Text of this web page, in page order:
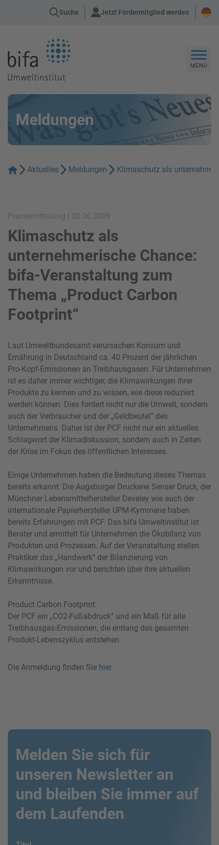
Suche Jetzt Fördermitglied werden
MENÜ
Meldungen
Aktuelles Meldungen Klimaschutz als
Pressemitteilung | 30.06.2009
Klimaschutz als
unternehmerische Chance:
bifa-Veranstaltung zum
Thema „Product Carbon
Footprint“
Laut Umweltbundesamt verursachen Konsum und
Ernährung in Deutschland ca. 40 Prozent der jährlichen
Pro-Kopf-Emissionen an Treibhausgasen. Für Unternehmen
ist es daher immer wichtiger, die Klimawirkungen ihrer
Produkte zu kennen und zu wissen, wie diese reduziert
werden können. Dies fordert nicht nur die Umwelt, sondern
auch der Verbraucher und der „Geldbeutel“ des
Unternehmens. Daher ist der PCF nicht nur ein aktuelles
Schlagwort der Klimadiskussion, sondern auch in Zeiten
der Krise im Fokus des öffentlichen Interesses.
Einige Unternehmen haben die Bedeutung dieses Themas
bereits erkannt: Die Augsburger Druckerei Senser Druck, der
Münchner Lebensmittelhersteller Develey wie auch der
internationale Papierhersteller UPM-Kymmene haben
bereits Erfahrungen mit PCF. Das bifa Umweltinstitut ist
Berater und ermittelt für Unternehmen die Ökobilanz von
Produkten und Prozessen. Auf der Veranstaltung stellen
Praktiker das „Handwerk“ der Bilanzierung von
Klimawirkungen vor und berichten über ihre aktuellen
Erkenntnisse.
Product Carbon Footprint:
Der PCF ein „CO2-Fußabdruck“ und ein Maß für alle
Treibhausgas-Emissionen, die entlang des gesamten
Produkt-Lebenszyklus entstehen.
Die Anmeldung finden Sie hier.
Melden Sie sich für
unseren Newsletter an
und bleiben Sie immer auf
dem Laufenden